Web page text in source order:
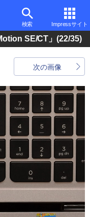
検索 Impressサイト
SE/CT」(22/35)
次の画像